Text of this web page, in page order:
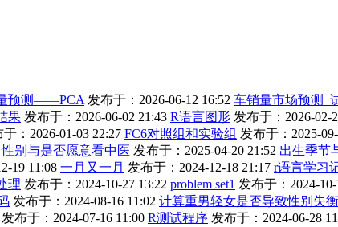
预测——PCA 发布于：2026-06-12 16:52 车销量市场预测_
果 发布于：2026-06-02 21:43 R语言图形 发布于：2026-02-
于：2026-01-03 22:27 FC6对照组和实验组 发布于：2025-
性别与是否愿意看中医 发布于：2025-04-20 21:52 出生季节
19 11:08 一月又一月 发布于：2024-12-18 21:17 r语言学习
理 发布于：2024-10-27 13:22 problem set1 发布于：2024-10-
发布于：2024-08-16 11:02 计算重男轻女是否导致性别失衡
发布于：2024-07-16 11:00 R测试程序 发布于：2024-06-28